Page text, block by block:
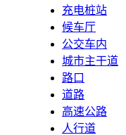
充电桩站
候车厅
公交车内
城市主干道
路口
道路
高速公路
人行道